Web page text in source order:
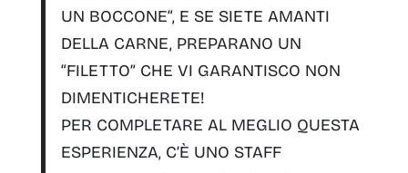
UN BOCCONE“, E SE SIETE AMANTI
DELLA CARNE, PREPARANO UN
“FILETTO” CHE VI GARANTISCO NON
DIMENTICHERETE!
PER COMPLETARE AL MEGLIO QUESTA
ESPERIENZA, C’È UNO STAFF